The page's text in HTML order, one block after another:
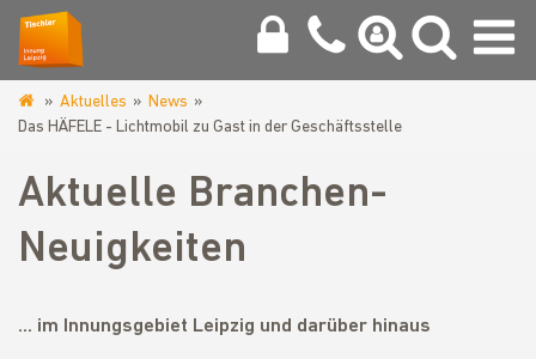
www.tischlerinnung-
Aktuelles
News
Das HÄFELE - Lichtmobil zu Gast in der Geschäftsstelle
Aktuelle Branchen-
Neuigkeiten
... im Innungsgebiet Leipzig und darüber hinaus